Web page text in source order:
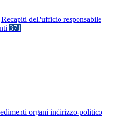
Recapiti dell'ufficio responsabile
371
organi indirizzo-politico